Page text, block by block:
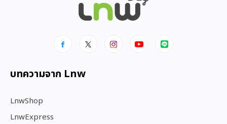
บทความจาก Lnw
LnwShop
LnwExpress